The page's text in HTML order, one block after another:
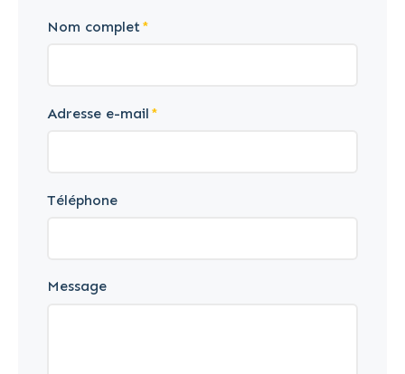
Nom complet
Adresse e-mail
Téléphone
Message